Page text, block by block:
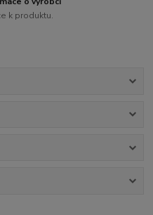
k produktu.